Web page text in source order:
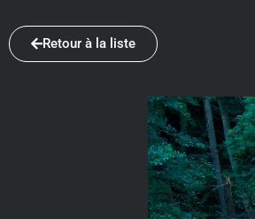
Retour à la liste